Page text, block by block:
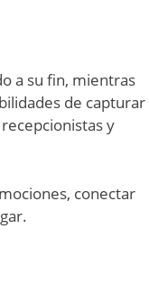
a su fin, mientras
de capturar
y
conectar